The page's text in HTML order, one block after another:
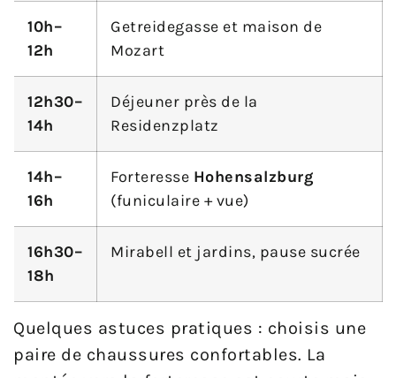
10h–
12h
Getreidegasse et maison de
Mozart
12h30–
14h
Déjeuner près de la
Residenzplatz
14h–
16h
Forteresse Hohensalzburg
(funiculaire + vue)
16h30–
18h
Mirabell et jardins, pause sucrée
Quelques astuces pratiques : choisis une
paire de chaussures confortables. La